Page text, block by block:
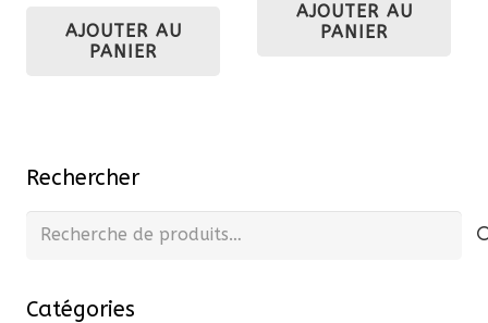
AJOUTER AU
PANIER
était :
36,10 €.
AJOUTER AU
PANIER
Rechercher
Recherche
Catégories